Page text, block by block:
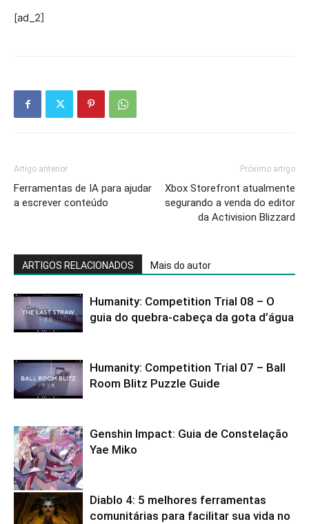
[ad_2]
Artigo anterior
Ferramentas de IA para ajudar
a escrever conteúdo
Próximo artigo
Xbox Storefront atualmente
segurando a venda do editor
da Activision Blizzard
ARTIGOS RELACIONADOS Mais do autor
Humanity: Competition Trial 08 – O
guia do quebra-cabeça da gota d’água
Humanity: Competition Trial 07 – Ball
Room Blitz Puzzle Guide
Genshin Impact: Guia de Constelação
Yae Miko
Diablo 4: 5 melhores ferramentas
comunitárias para facilitar sua vida no